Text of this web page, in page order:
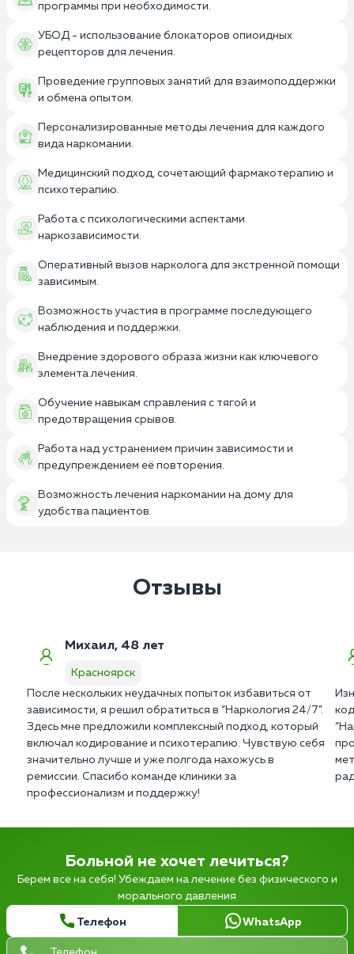
программы при необходимости.
УБОД - использование блокаторов опиоидных
рецепторов для лечения.
Проведение групповых занятий для взаимоподдержки
и обмена опытом.
Персонализированные методы лечения для каждого
вида наркомании.
Медицинский подход, сочетающий фармакотерапию и
психотерапию.
Работа с психологическими аспектами
наркозависимости.
Оперативный вызов нарколога для экстренной помощи
зависимым.
Возможность участия в программе последующего
наблюдения и поддержки.
Внедрение здорового образа жизни как ключевого
элемента лечения.
Обучение навыкам справления с тягой и
предотвращения срывов.
Работа над устранением причин зависимости и
предупреждением её повторения.
Возможность лечения наркомании на дому для
удобства пациентов.
Отзывы
Михаил, 48 лет
Красноярск
После нескольких неудачных попыток избавиться от
зависимости, я решил обратиться в “Наркология 24/7”.
Здесь мне предложили комплексный подход, который
включал кодирование и психотерапию. Чувствую себя
значительно лучше и уже полгода нахожусь в
ремиссии. Спасибо команде клиники за
профессионализм и поддержку!
Больной не хочет лечиться?
Берем все на себя! Убеждаем на лечение без физического и
морального давления
Телефон WhatsApp